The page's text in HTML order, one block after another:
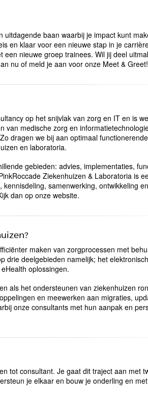
baan waarbij je impact kunt
en klaar voor een nieuwe stap in je
nieuwe groep trainees. Wil jij deel
nu of meld je aan voor onze Meet & Greet!
op het snijvlak van zorg en IT en is
van medische zorg en
dragen we bij aan optimaal
en laboratoria.
gebieden: advies, implementaties,
Ziekenhuizen & Laboratoria is
samenwerking, ontwikkeling
dan op onze website.
maken van zorgprocessen met
drie deelgebieden namelijk; het
oplossingen.
als het ondersteunen van ziekenhuizen
en meewerken aan migraties,
onze consultants met hun aanpak en
tot consultant. Je gaat dit traject aan met
je elkaar en bouw je onderling en